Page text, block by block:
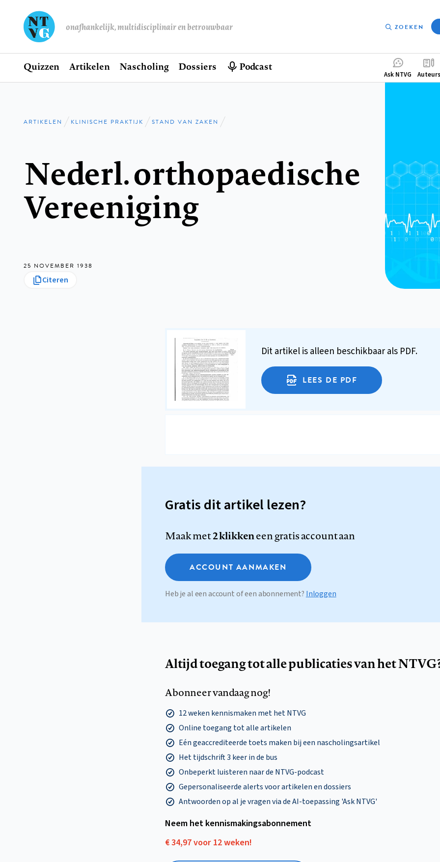
onafhankelijk, multidisciplinair en betrouwbaar ZOEKEN
Hoofdnavigatie
Home
Quizzen Artikelen Nascholing Dossiers Podcast
Ask NTVG Auteurs
Kruimelpad
ARTIKELEN KLINISCHE PRAKTIJK STAND VAN ZAKEN
Nederl. orthopaedische
Vereeniging
25 NOVEMBER 1938
Citeren
Dit artikel is alleen beschikbaar als PDF.
LEES DE PDF
Gratis dit artikel lezen?
Maak met2 klikkeneen gratis account aan
ACCOUNT AANMAKEN
Heb je al een account of een abonnement? Inloggen
Altijd toegang tot alle publicaties van het
Abonneer vandaag nog!
12 weken kennismaken met het NTVG
Online toegang tot alle artikelen
Eén geaccrediteerde toets maken bij een nascholingsartikel
Het tijdschrift 3 keer in de bus
Onbeperkt luisteren naar de NTVG-podcast
Gepersonaliseerde alerts voor artikelen en dossiers
Antwoorden op al je vragen via de AI-toepassing 'Ask NTVG'
Neem het kennismakings­abonnement
€ 34,97 voor 12 weken!